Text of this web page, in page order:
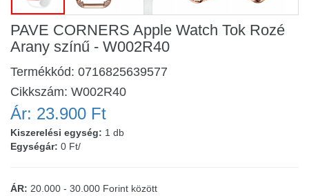
PAVE CORNERS Apple Watch Tok Rozé
Arany színű - W002R40
Termékkód: 0716825639577
Cikkszám: W002R40
Ár: 23.900 Ft
Kiszerelési egység: 1 db
Egységár: 0 Ft/
ÁR: 20.000 - 30.000 Forint között